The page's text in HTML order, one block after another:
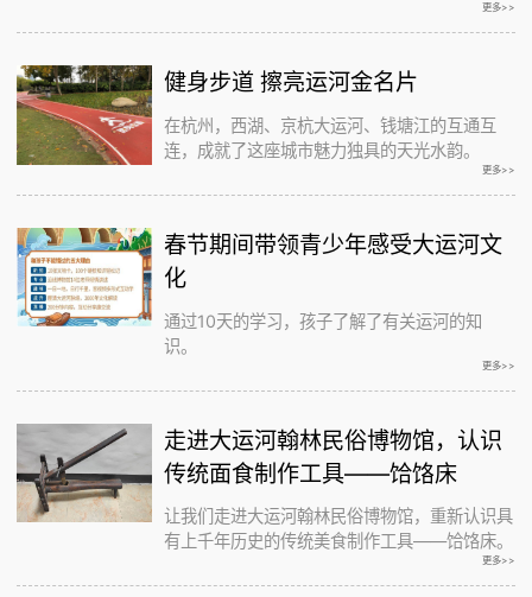
更多>>
健身步道 擦亮运河金名片
在杭州，西湖、京杭大运河、钱塘江的互通互
连，成就了这座城市魅力独具的天光水韵。
更多>>
春节期间带领青少年感受大运河文
化
通过10天的学习，孩子了解了有关运河的知
识。
更多>>
走进大运河翰林民俗博物馆，认识
传统面食制作工具——饸饹床
让我们走进大运河翰林民俗博物馆，重新认识具
有上千年历史的传统美食制作工具——饸饹床。
更多>>